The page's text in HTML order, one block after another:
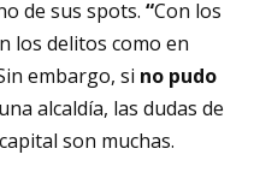
de sus spots. “Con los
los delitos como en
embargo, si no pudo
alcaldía, las dudas de
son muchas.